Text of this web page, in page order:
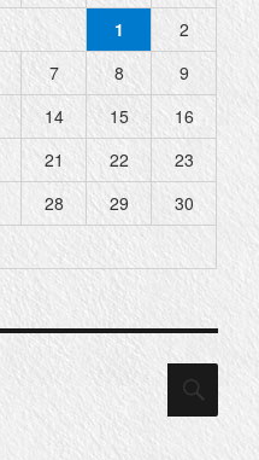
1
2
7 8
9
14 15
16
21 22
23
28 29
30